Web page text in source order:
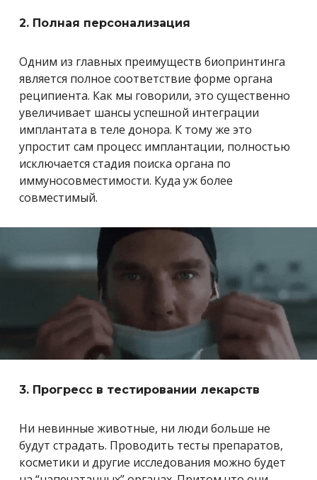
2. Полная персонализация
Одним из главных преимуществ биопринтинга
является полное соответствие форме органа
реципиента. Как мы говорили, это существенно
увеличивает шансы успешной интеграции
имплантата в теле донора. К тому же это
упростит сам процесс имплантации, полностью
исключается стадия поиска органа по
иммуносовместимости. Куда уж более
совместимый.
3. Прогресс в тестировании лекарств
Ни невинные животные, ни люди больше не
будут страдать. Проводить тесты препаратов,
косметики и другие исследования можно будет